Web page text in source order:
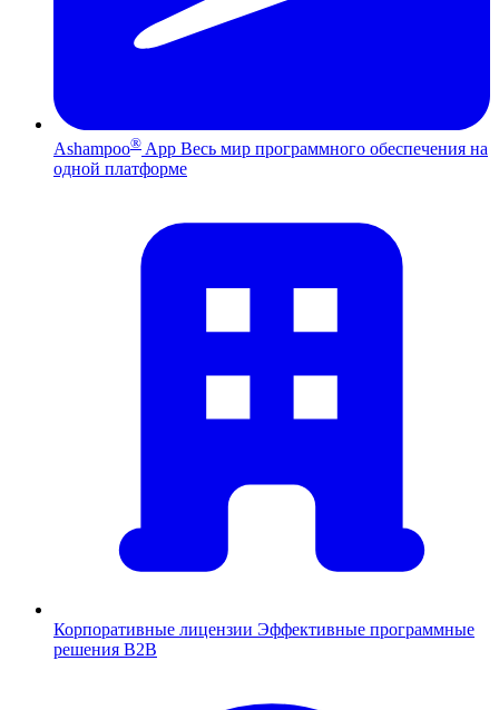
Ashampoo® App Весь мир программного обеспечения на
одной платформе
Корпоративные лицензии Эффективные программные
решения B2B